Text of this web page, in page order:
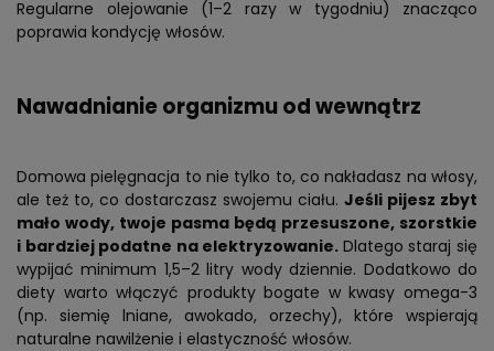
Regularne olejowanie (1–2 razy w tygodniu) znacząco
poprawia kondycję włosów.
Nawadnianie organizmu od wewnątrz
Domowa pielęgnacja to nie tylko to, co nakładasz na włosy,
ale też to, co dostarczasz swojemu ciału. Jeśli pijesz zbyt
mało wody, twoje pasma będą przesuszone, szorstkie
i bardziej podatne na elektryzowanie. Dlatego staraj się
wypijać minimum 1,5–2 litry wody dziennie. Dodatkowo do
diety warto włączyć produkty bogate w kwasy omega-3
(np. siemię lniane, awokado, orzechy), które wspierają
naturalne nawilżenie i elastyczność włosów.